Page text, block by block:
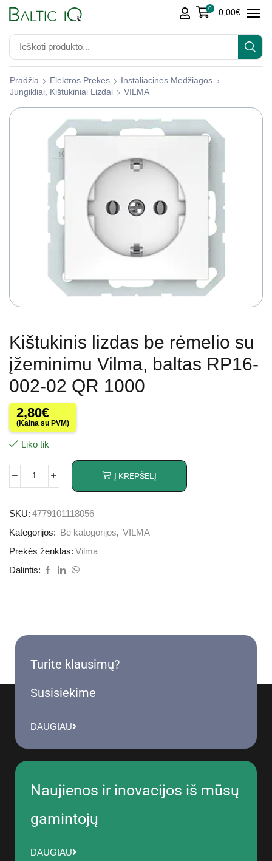
0 0,00€
Pradžia Elektros Prekės
Instaliacinės Medžiagos
Jungikliai, Kištukiniai Lizdai
VILMA
Kištukinis lizdas be rėmelio su
įžeminimu Vilma, baltas RP16-
002-02 QR 1000
2,80€
(Kaina su PVM)
Liko tik
Į KREPŠELĮ
SKU: 4779101118056
Kategorijos:
Be kategorijos, VILMA
Prekės ženklas: Vilma
Dalintis:
Turite klausimų?
Susisiekime
DAUGIAU
Naujienos ir inovacijos iš mūsų
gamintojų
DAUGIAU